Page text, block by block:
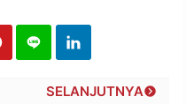
SELANJUTNYA